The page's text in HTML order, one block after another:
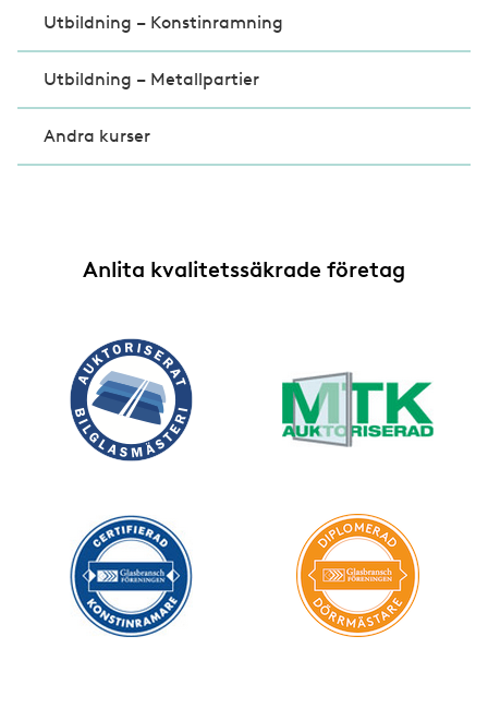
Utbildning – Konstinramning
Utbildning – Metallpartier
Andra kurser
Anlita kvalitetssäkrade företag